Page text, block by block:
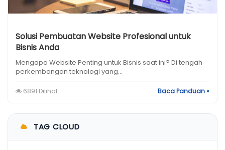
Solusi Pembuatan Website Profesional untuk
Bisnis Anda
Mengapa Website Penting untuk Bisnis saat ini? Di tengah
perkembangan teknologi yang...
6891 Dilihat Baca Panduan »
TAG CLOUD